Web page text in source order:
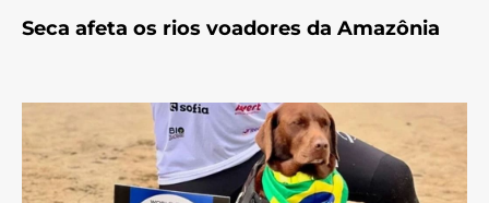
Seca afeta os rios voadores da Amazônia